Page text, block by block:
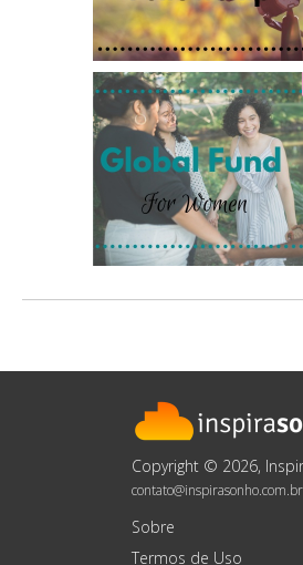
Copyright © 2026,
contato@inspirasonho.com.br
Sobre
Termos de Uso